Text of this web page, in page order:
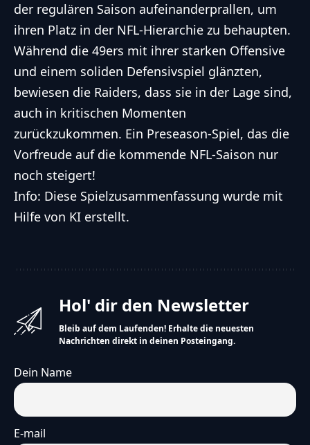
der regulären Saison aufeinanderprallen, um
ihren Platz in der NFL-Hierarchie zu behaupten.
Während die 49ers mit ihrer starken Offensive
und einem soliden Defensivspiel glänzten,
bewiesen die Raiders, dass sie in der Lage sind,
auch in kritischen Momenten
zurückzukommen. Ein Preseason-Spiel, das die
Vorfreude auf die kommende NFL-Saison nur
noch steigert!
Info: Diese Spielzusammenfassung wurde mit
Hilfe von KI erstellt.
Hol' dir den Newsletter
Bleib auf dem Laufenden! Erhalte die neuesten
Nachrichten direkt in deinen Posteingang.
Dein Name
E-mail